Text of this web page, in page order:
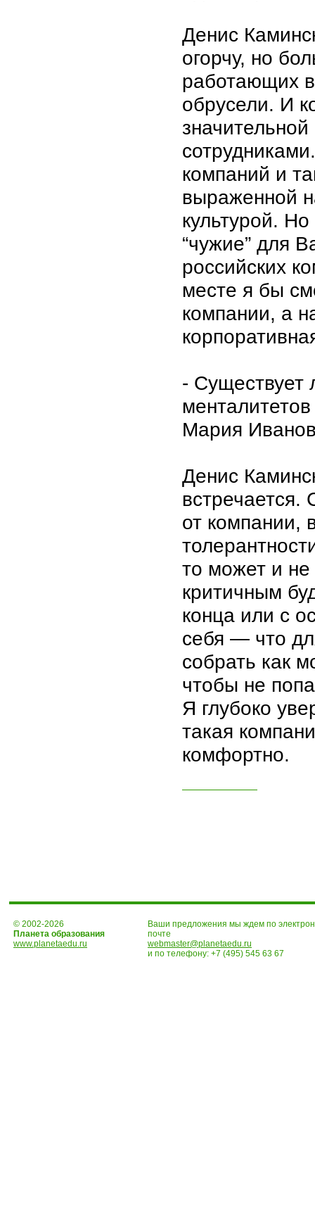
Денис
огорчу, но
работающих
обрусели. И
компаний и
выраженной
культурой.
“чужие” для
российских
месте я бы
компании, а
- Существует
Мария
Денис
встречается.
от компании,
то может и не
критичным
конца или с
себя — что
собрать как
чтобы не
Я глубоко
такая
комфортно.
© 2002-2026
Планета образования
www.planetaedu.ru
Ваши предложения мы ждем по
почте
webmaster@planetaedu.ru
и по телефону: +7 (495) 545 63 67